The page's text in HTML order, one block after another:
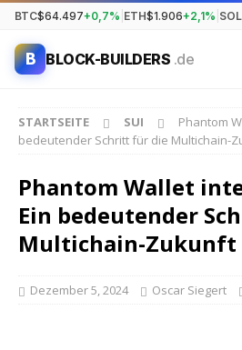
BTC$64.497+0,7% ETH$1.906+2,1% SOL
B BLOCK-BUILDERS .de
STARTSEITE SUI
Phantom
bedeutender Schritt für die Multichain-
Phantom Wallet
Ein bedeutender
Multichain-Zukunft
Dezember 5, 2024 Oscar Siegert